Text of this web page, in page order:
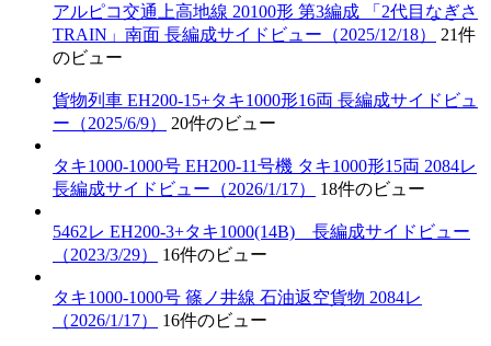
アルピコ交通上高地線 20100形 第3編成 「2代目なぎさ
TRAIN」南面 長編成サイドビュー（2025/12/18）
21件
のビュー
貨物列車 EH200-15+タキ1000形16両 長編成サイドビュ
ー（2025/6/9）
20件のビュー
タキ1000-1000号 EH200-11号機 タキ1000形15両 2084レ
長編成サイドビュー（2026/1/17）
18件のビュー
5462レ EH200-3+タキ1000(14B) 長編成サイドビュー
（2023/3/29）
16件のビュー
タキ1000-1000号 篠ノ井線 石油返空貨物 2084レ
（2026/1/17）
16件のビュー